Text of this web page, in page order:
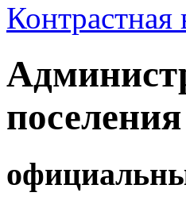
Контрастная
поселения